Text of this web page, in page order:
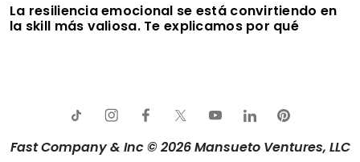
La resiliencia emocional se está convirtiendo en
la skill más valiosa. Te explicamos por qué
Fast Company & Inc © 2026 Mansueto Ventures, LLC